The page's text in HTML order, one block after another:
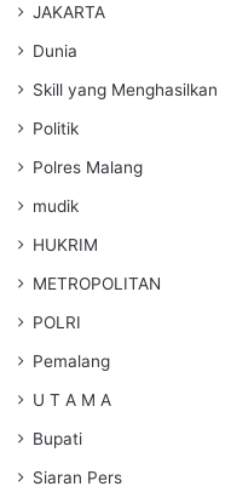
JAKARTA
Dunia
Skill yang Menghasilkan
Politik
Polres Malang
mudik
HUKRIM
METROPOLITAN
POLRI
Pemalang
U T A M A
Bupati
Siaran Pers